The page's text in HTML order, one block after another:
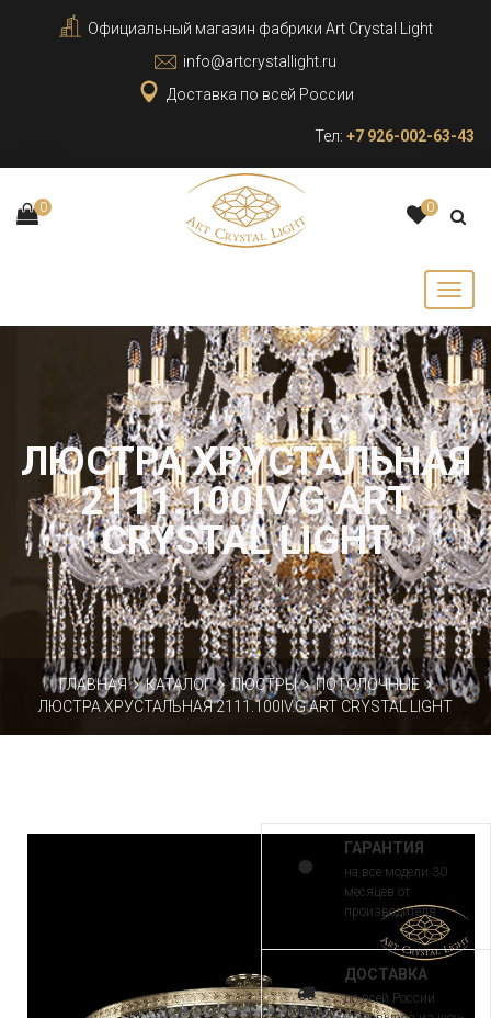
Официальный магазин фабрики Art Crystal Light
info@artcrystallight.ru
Доставка по всей России
Тел: +7 926-002-63-43
0 0
ЛЮСТРА ХРУСТАЛЬНАЯ
2111.100IV.G ART
CRYSTAL LIGHT
ГЛАВНАЯ КАТАЛОГ ЛЮСТРЫ
ПОТОЛОЧНЫЕ
ЛЮСТРА ХРУСТАЛЬНАЯ 2111.100IV.G ART CRYSTAL LIGHT
ГАРАНТИЯ
на все модели 30
месяцев от
производителя
ДОСТАВКА
по всей России.